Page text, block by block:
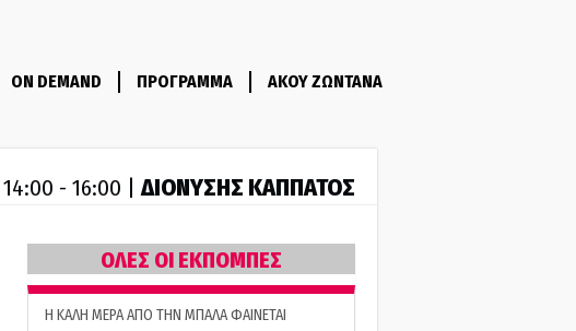
ON DEMAND ΠΡΟΓΡΑΜΜΑ ΑΚΟΥ ΖΩΝΤΑΝΑ
14:00 - 16:00 |ΔΙΟΝΥΣΗΣ ΚΑΠΠΑΤΟΣ
ΟΛΕΣ ΟΙ ΕΚΠΟΜΠΕΣ
H ΚΑΛΗ ΜΕΡΑ ΑΠΟ ΤΗΝ ΜΠΑΛΑ ΦΑΙΝΕΤΑΙ